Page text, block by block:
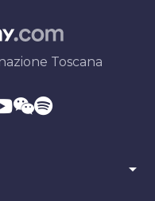
Toscana
arrow_drop_down